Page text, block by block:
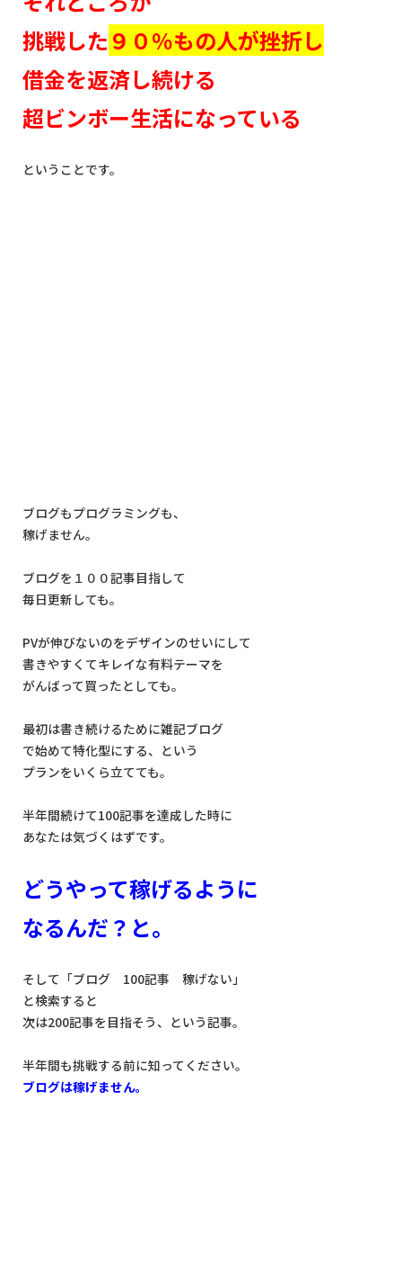
挑戦した ９０％もの人が挫折し
借金を返済し続ける
超ビンボー生活になっている
ということです。
ブログもプログラミングも、
稼げません。
ブログを１００記事目指して
毎日更新しても。
PVが伸びないのをデザインのせいにして
書きやすくてキレイな有料テーマを
がんばって買ったとしても。
最初は書き続けるために雑記ブログ
で始めて特化型にする、という
プランをいくら立てても。
半年間続けて100記事を達成した時に
あなたは気づくはずです。
どうやって稼げるように
なるんだ？と。
そして「ブログ 100記事 稼げない」
と検索すると
次は200記事を目指そう、という記事。
半年間も挑戦する前に知ってください。
ブログは稼げません。